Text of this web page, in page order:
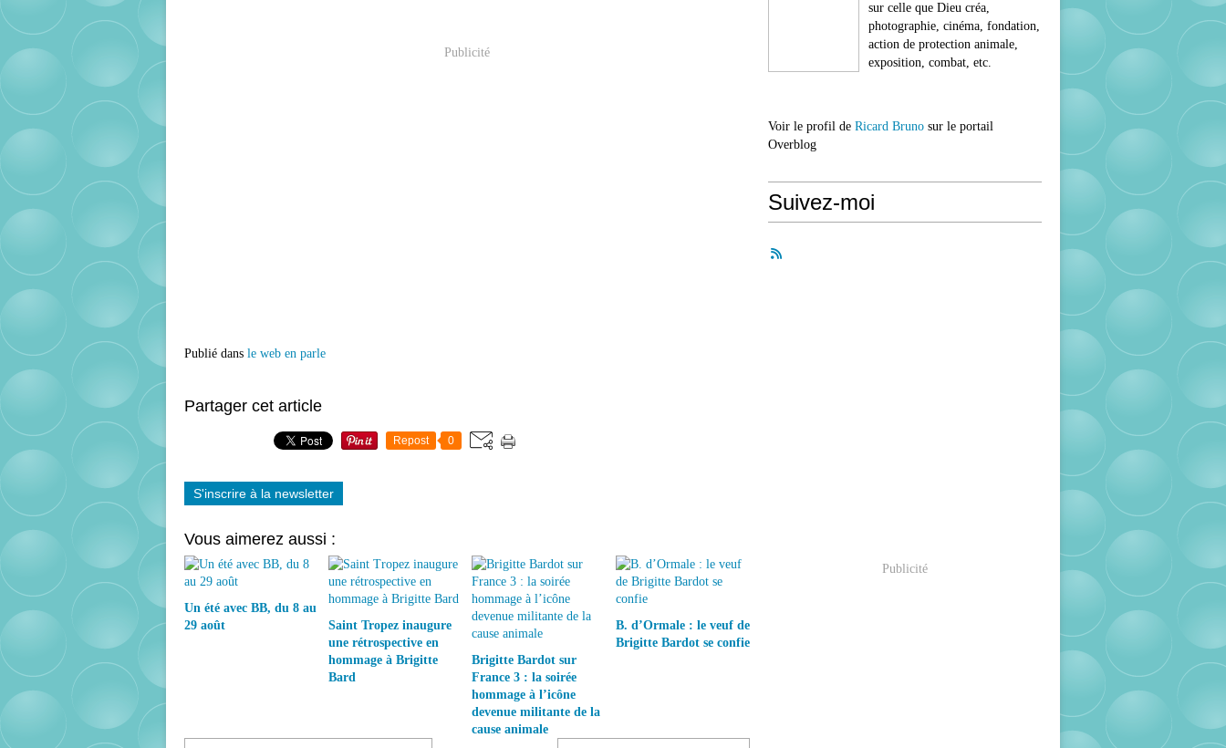
Publicité
Publié dans le web en parle
Partager cet article
Repost 0
S'inscrire à la newsletter
Vous aimerez aussi :
Un été avec BB, du 8 au
29 août
Saint Tropez inaugure
une rétrospective en
hommage à Brigitte
Bard
Brigitte Bardot sur
France 3 : la soirée
hommage à l’icône
devenue militante de la
cause animale
B. d’Ormale : le veuf de
Brigitte Bardot se confie
sur celle que Dieu créa,
photographie, cinéma, fondation,
action de protection animale,
exposition, combat, etc.
Voir le profil de Ricard Bruno sur le portail
Overblog
Suivez-moi
Publicité